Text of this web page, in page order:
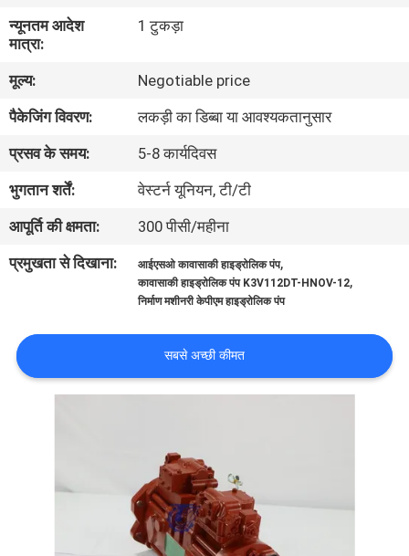
हमारे
बारे
में
फैक्टरी
यात्रा
गुणवत्ता
नियंत्रण
हमसे
संपर्क
न्यूनतम आदेश
मात्रा:
1 टुकड़ा
मूल्य:
Negotiable price
पैकेजिंग विवरण:
लकड़ी का डिब्बा या आवश्यकतानुसार
प्रसव के समय:
5-8 कार्यदिवस
भुगतान शर्तें:
वेस्टर्न यूनियन, टी/टी
आपूर्ति की क्षमता:
300 पीसी/महीना
प्रमुखता से दिखाना:
आईएसओ कावासाकी हाइड्रोलिक पंप,
कावासाकी हाइड्रोलिक पंप K3V112DT-HNOV-12,
निर्माण मशीनरी केपीएम हाइड्रोलिक पंप
सबसे अच्छी कीमत